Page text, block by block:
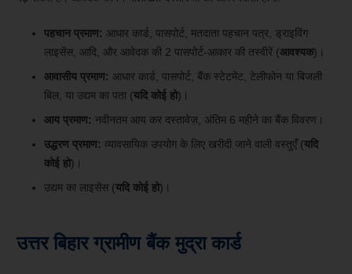
पहचान प्रमाण: आधार कार्ड, पासपोर्ट, मतदाता पहचान पत्र, ड्राइविंग
लाइसेंस, आदि, और आवेदक की 2 पासपोर्ट-आकार की तस्वीरें (आवश्यक)।
आवासीय प्रमाण: आधार कार्ड, पासपोर्ट, बैंक स्टेटमेंट, टेलीफोन या बिजली
बिल, या उद्यम का पता (यदि कोई हो)।
आय प्रमाण: नवीनतम आय कर दस्तावेज़, अंतिम 6 महीने का बैंक विवरण।
उद्धरण प्रमाण: व्यावसायिक उपयोग के लिए खरीदी जाने वाली वस्तुएँ (यदि
कोई हो)।
उद्यम का लाइसेंस (यदि कोई हो)।
उत्तर बिहार ग्रामीण बैंक मुद्रा कार्ड